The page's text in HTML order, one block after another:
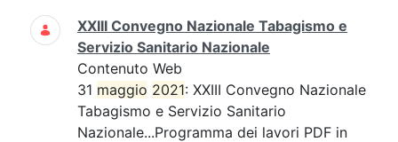
XXIII Convegno Nazionale Tabagismo e
Servizio Sanitario Nazionale
Contenuto Web
31 maggio 2021: XXIII Convegno Nazionale
Tabagismo e Servizio Sanitario
Nazionale...Programma dei lavori PDF in